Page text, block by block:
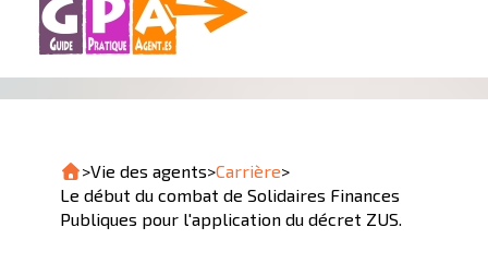
>Vie des agents>Carrière>
Le début du combat de Solidaires Finances
Publiques pour l'application du décret ZUS.